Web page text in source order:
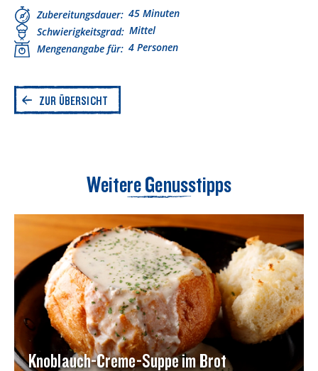
Zubereitungsdauer 45 Minuten
Schwierigkeitsgrad Mittel
Mengenangabe für 4 Personen
ZUR ÜBERSICHT
Weitere Genusstipps
Knoblauch-Creme-Suppe im Brot